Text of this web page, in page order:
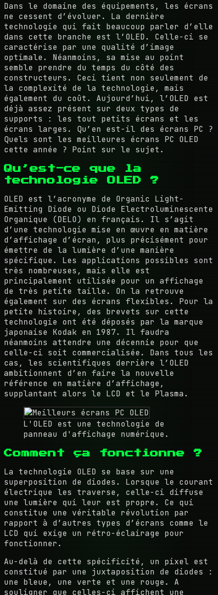
Dans le domaine des équipements, les écrans
ne cessent d’évoluer. La dernière
technologie qui fait beaucoup parler d’elle
dans cette branche est l’OLED. Celle-ci se
caractérise par une qualité d’image
optimale. Néanmoins, sa mise au point
semble prendre du temps du côté des
constructeurs. Ceci tient non seulement de
la complexité de la technologie, mais
également du coût. Aujourd’hui, l’OLED est
déjà assez présent sur deux types de
supports : les tout petits écrans et les
écrans larges. Qu’en est-il des écrans PC ?
Quels sont les meilleures écrans PC OLED
cette année ? Point sur le sujet.
Qu’est-ce que la
technologie OLED ?
OLED est l’acronyme de Organic Light-
Emitting Diode ou Diode Electroluminescente
Organique (DELO) en français. Il s’agit
d’une technologie mise en œuvre en matière
d’affichage d’écran, plus précisément pour
émettre de la lumière d’une manière
spécifique. Les applications possibles sont
très nombreuses, mais elle est
principalement utilisée pour un affichage
de très petite taille. On la retrouve
également sur des écrans flexibles. Pour la
petite histoire, des brevets sur cette
technologie ont été déposés par la marque
japonaise Kodak en 1987. Il faudra
néanmoins attendre une décennie pour que
celle-ci soit commercialisée. Dans tous les
cas, les scientifiques derrière l’OLED
ambitionnent d’en faire la nouvelle
référence en matière d’affichage,
supplantant alors le LCD et le Plasma.
L'OLED est une technologie de
panneau d'affichage numérique.
Comment ça fonctionne ?
La technologie OLED se base sur une
superposition de diodes. Lorsque le courant
électrique les traverse, celle-ci diffuse
une lumière qui leur est propre. Ce qui
constitue une véritable révolution par
rapport à d’autres types d’écrans comme le
LCD qui exige un rétro-éclairage pour
fonctionner.
Au-delà de cette spécificité, un pixel est
constitué par une juxtaposition de diodes :
une bleue, une verte et une rouge. A
souligner que celles-ci affichent une